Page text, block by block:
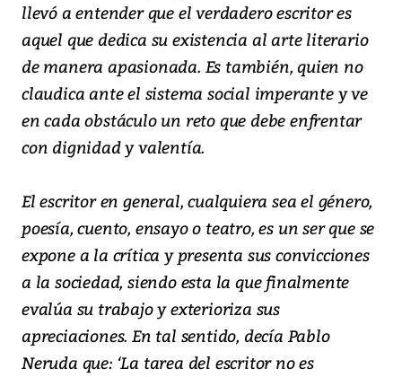
llevó a entender que el verdadero escritor es
aquel que dedica su existencia al arte literario
de manera apasionada. Es también, quien no
claudica ante el sistema social imperante y ve
en cada obstáculo un reto que debe enfrentar
con dignidad y valentía.
El escritor en general, cualquiera sea el género,
poesía, cuento, ensayo o teatro, es un ser que se
expone a la crítica y presenta sus convicciones
a la sociedad, siendo esta la que finalmente
evalúa su trabajo y exterioriza sus
apreciaciones. En tal sentido, decía Pablo
Neruda que: ‘La tarea del escritor no es